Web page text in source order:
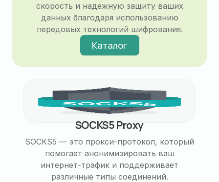
скорость и надежную защиту ваших
данных благодаря использованию
передовых технологий шифрования.
Каталог
SOCKS5 Proxy
SOCKS5 — это прокси-протокол, который
помогает анонимизировать ваш
интернет-трафик и поддерживает
различные типы соединений.